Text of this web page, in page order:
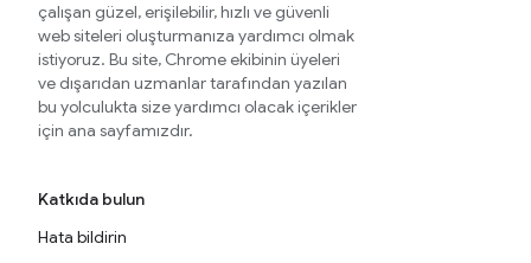
çalışan güzel, erişilebilir, hızlı ve güvenli
web siteleri oluşturmanıza yardımcı olmak
istiyoruz. Bu site, Chrome ekibinin üyeleri
ve dışarıdan uzmanlar tarafından yazılan
bu yolculukta size yardımcı olacak içerikler
için ana sayfamızdır.
Katkıda bulun
Hata bildirin